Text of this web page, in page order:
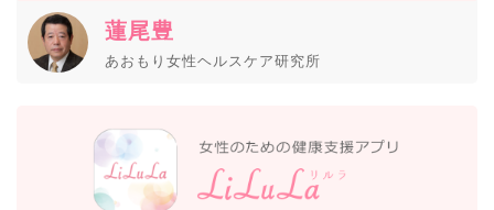
蓮尾豊
あおもり女性ヘルスケア研究所